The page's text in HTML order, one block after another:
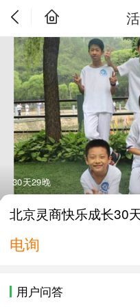
30天29晚
北京灵商快乐成长30
电询
用户问答